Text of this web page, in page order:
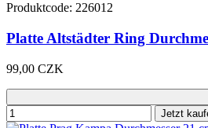
Produktcode: 226012
Platte Altstädter Ring
99,00 CZK
Jetzt